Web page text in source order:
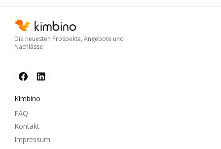
Die neuesten Prospekte, Angebote und
Nachlässe
Kimbino
FAQ
Kontakt
Impressum